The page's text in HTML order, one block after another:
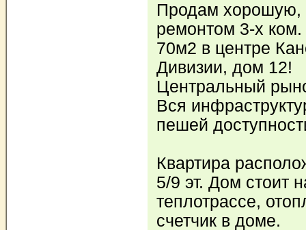
Продам хорошую,
ремонтом 3-х ком.
70м2 в центре
Дивизии, дом 12!
Центральный
Вся
пешей
Квартира
5/9 эт. Дом стоит
теплотрассе,
счетчик в доме.